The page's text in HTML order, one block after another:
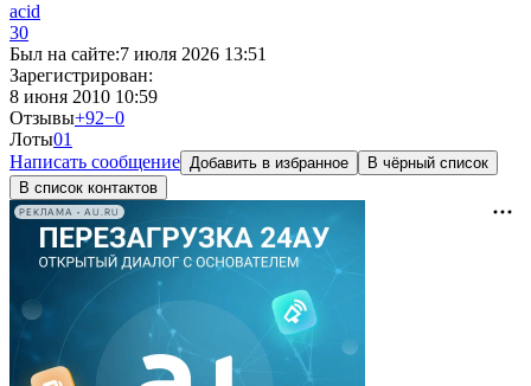
acid
30
Был на сайте:7 июля 2026 13:51
Зарегистрирован:
8 июня 2010 10:59
Отзывы+92−0
Лоты01
Написать сообщение Добавить в избранное
В чёрный список
В список контактов
РЕКЛАМА • AU.RU